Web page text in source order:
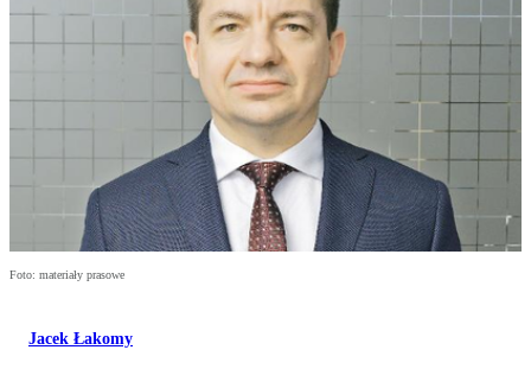
Foto: materiały prasowe
Jacek Łakomy